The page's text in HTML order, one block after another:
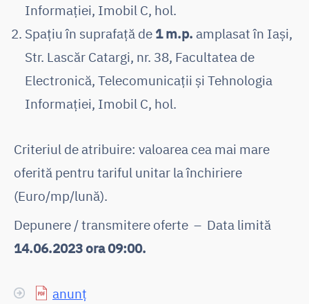
Informației, Imobil C, hol.
Spațiu în suprafață de 1 m.p. amplasat în Iași,
Str. Lascăr Catargi, nr. 38, Facultatea de
Electronică, Telecomunicații și Tehnologia
Informației, Imobil C, hol.
Criteriul de atribuire: valoarea cea mai mare
oferită pentru tariful unitar la închiriere
(Euro/mp/lună).
Depunere / transmitere oferte – Data limită
14.06.2023 ora 09:00.
anunț